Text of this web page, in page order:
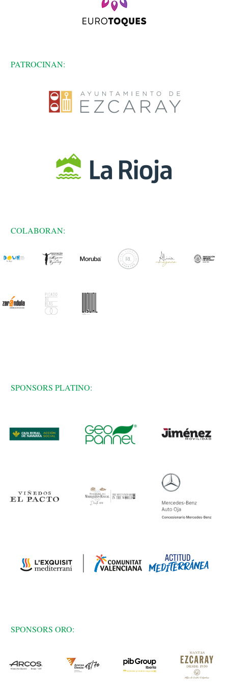
PATROCINAN:
COLABORAN:
SPONSORS PLATINO:
SPONSORS ORO: